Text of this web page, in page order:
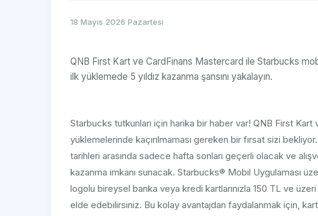
18 Mayıs 2026 Pazartesi
QNB First Kart ve CardFinans Mastercard ile Starbucks
ilk yüklemede 5 yıldız kazanma şansını yakalayın.
Starbucks tutkunları için harika bir haber var! QNB First
yüklemelerinde kaçırılmaması gereken bir fırsat sizi
tarihleri arasında sadece hafta sonları geçerli olacak ve
kazanma imkanı sunacak. Starbucks® Mobil Uygulaması
logolu bireysel banka veya kredi kartlarınızla 150 TL ve üzeri
elde edebilirsiniz. Bu kolay avantajdan faydalanmak için,